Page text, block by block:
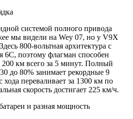
системой полного привода
мы видели на Wey 07, но у V9X
800-вольтная архитектура с
6С, поэтому флагман способен
200 км всего за 5 минут. Полный
до 80% занимает рекордные 9
переваливает за 1300 км по
скорость достигает 225 км/ч.
и разная мощность